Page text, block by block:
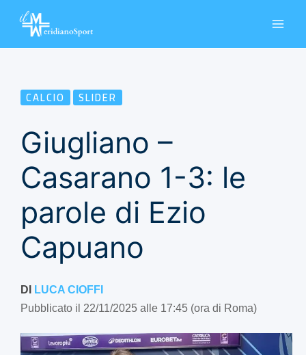
CALCIO SLIDER
Giugliano –
Casarano 1-3: le
parole di Ezio
Capuano
DI LUCA CIOFFI
Pubblicato il 22/11/2025 alle 17:45 (ora di Roma)